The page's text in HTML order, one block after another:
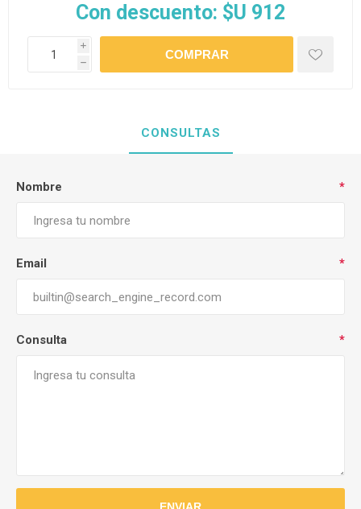
Con descuento: $U 912
i
h
CONSULTAS
Nombre *
Email *
Consulta *